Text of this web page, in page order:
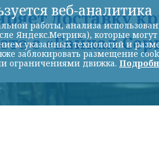
доставку
с «Байкал
веб-аналитика
работы, анализа
Яндекс.Метрика), которые
указанных технологий и
заблокировать размещение
ограничениями движка.